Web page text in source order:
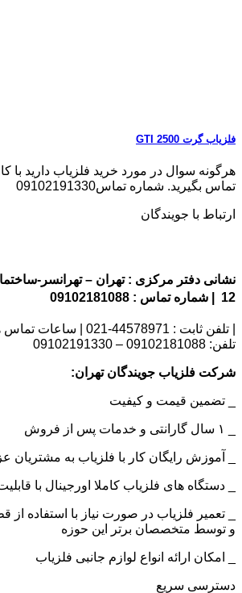
فلزیاب گرت GTI 2500
هرگونه سوال در مورد خرید فلزیاب دارید
تماس بگیرید. شماره تماس09102191330
ارتباط با جویندگان
نشانی دفتر مرکزی : تهران – تهرانسر-
12 | شماره تماس : 09102181088
| تلفن ثابت : 44578971-021 | ساعات تماس همه روزه 9 الی 18
تلفن: 09102181088 – 09102191330
شرکت فلزیاب جویندگان تهران:
_ تضمین قیمت و کیفیت
_ آموزش رایگان کار با فلزیاب به مشتریان
_ دستگاه های فلزیاب کاملا اورجینال با
_ تعمیر فلزیاب در صورت نیاز با استفاده از
و توسط متخصصان برتر این حوزه
_ امکان ارائه انواع لوازم جانبی فلزیاب
دسترسی سریع